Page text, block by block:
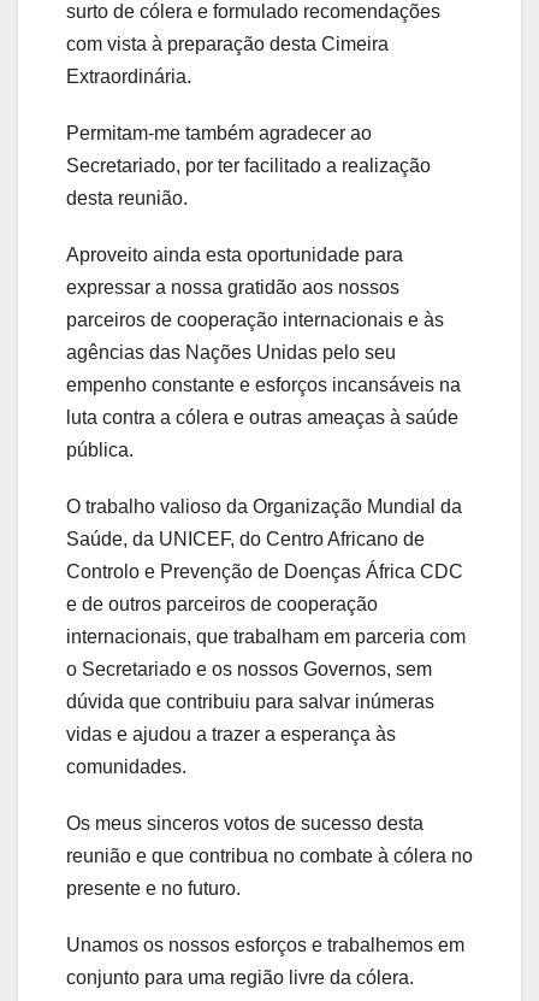
surto de cólera e formulado recomendações
com vista à preparação desta Cimeira
Extraordinária.
Permitam-me também agradecer ao
Secretariado, por ter facilitado a realização
desta reunião.
Aproveito ainda esta oportunidade para
expressar a nossa gratidão aos nossos
parceiros de cooperação internacionais e às
agências das Nações Unidas pelo seu
empenho constante e esforços incansáveis na
luta contra a cólera e outras ameaças à saúde
pública.
O trabalho valioso da Organização Mundial da
Saúde, da UNICEF, do Centro Africano de
Controlo e Prevenção de Doenças África CDC
e de outros parceiros de cooperação
internacionais, que trabalham em parceria com
o Secretariado e os nossos Governos, sem
dúvida que contribuiu para salvar inúmeras
vidas e ajudou a trazer a esperança às
comunidades.
Os meus sinceros votos de sucesso desta
reunião e que contribua no combate à cólera no
presente e no futuro.
Unamos os nossos esforços e trabalhemos em
conjunto para uma região livre da cólera.